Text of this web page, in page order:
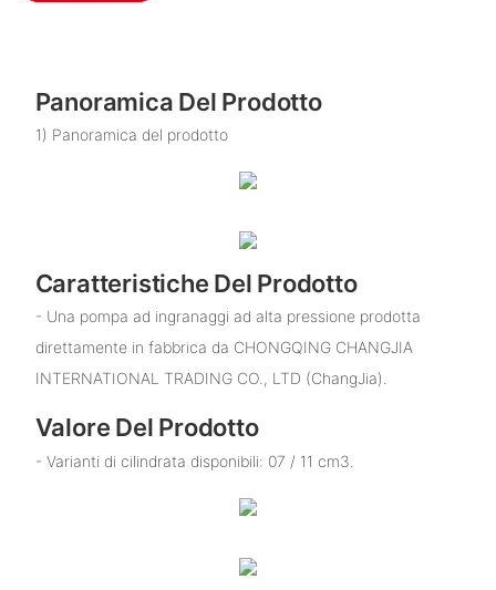
Panoramica Del Prodotto
1) Panoramica del prodotto
Caratteristiche Del Prodotto
- Una pompa ad ingranaggi ad alta pressione prodotta
direttamente in fabbrica da CHONGQING CHANGJIA
INTERNATIONAL TRADING CO., LTD (ChangJia).
Valore Del Prodotto
- Varianti di cilindrata disponibili: 07 / 11 cm3.